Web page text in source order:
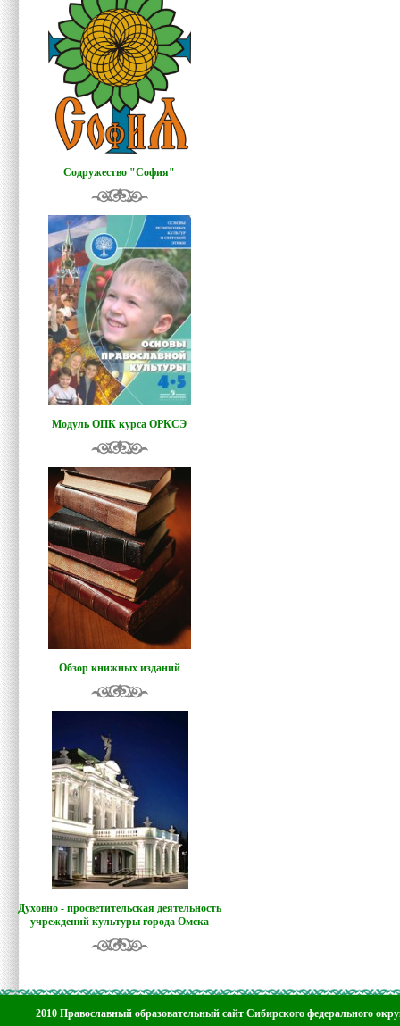
Содружество "София"
Модуль ОПК курса ОРКСЭ
Обзор книжных изданий
Духовно - просветительская деятельность
учреждений культуры города Омска
2010 Православный образовательный сайт Сибирского федерального